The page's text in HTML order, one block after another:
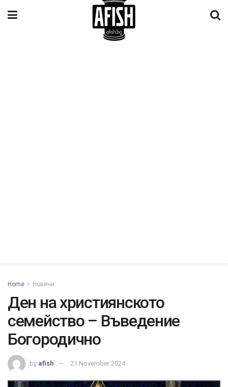
Home Новини
Ден на християнското
семейство – Въведение
Богородично
by afish 21 November 2024